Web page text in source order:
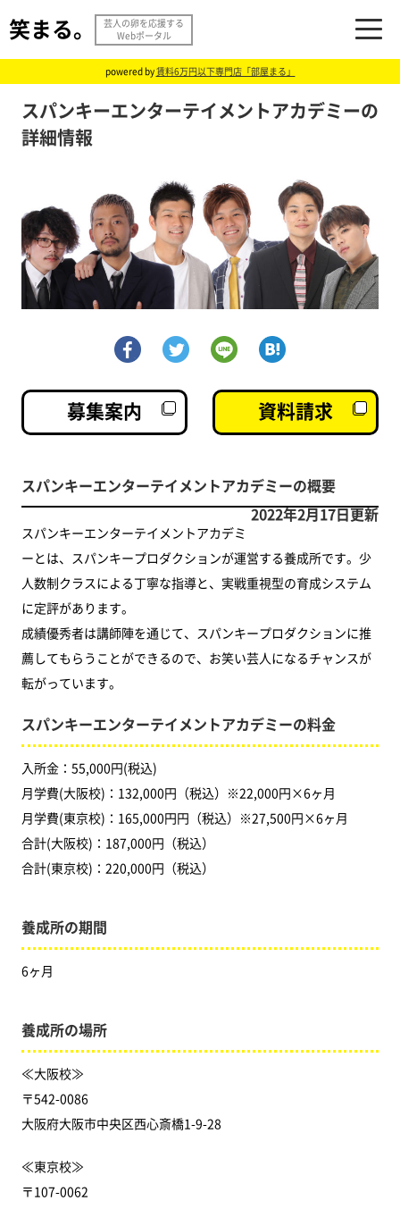
笑まる。
芸人の卵を応援する
Webポータル
powered by 賃料6万円以下専門店「部屋まる」
スパンキーエンターテイメントアカデミーの
詳細情報
募集案内 資料請求
スパンキーエンターテイメントアカデミーの概要
2022年2月17日更新
スパンキーエンターテイメントアカデミ
ーとは、スパンキープロダクションが運営する養成所です。少
人数制クラスによる丁寧な指導と、実戦重視型の育成システム
に定評があります。
成績優秀者は講師陣を通じて、スパンキープロダクションに推
薦してもらうことができるので、お笑い芸人になるチャンスが
転がっています。
スパンキーエンターテイメントアカデミーの料金
入所金：55,000円(税込)
月学費(大阪校)：132,000円（税込）※22,000円×6ヶ月
月学費(東京校)：165,000円円（税込）※27,500円×6ヶ月
合計(大阪校)：187,000円（税込）
合計(東京校)：220,000円（税込）
養成所の期間
6ヶ月
養成所の場所
≪大阪校≫
〒542-0086
大阪府大阪市中央区西心斎橋1-9-28
≪東京校≫
〒107-0062